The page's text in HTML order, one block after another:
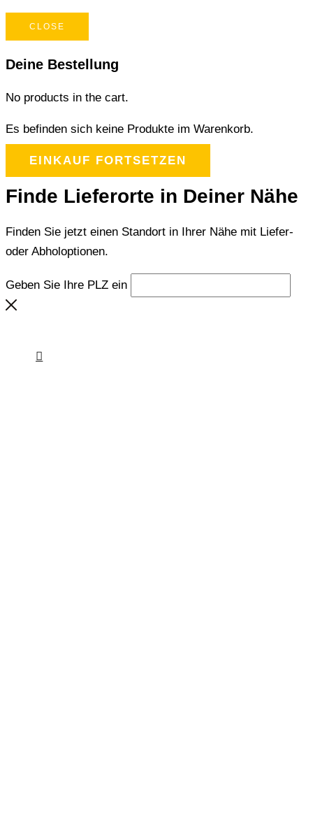
CLOSE
Deine Bestellung
No products in the cart.
Es befinden sich keine Produkte im Warenkorb.
EINKAUF FORTSETZEN
Finde Lieferorte in Deiner Nähe
Finden Sie jetzt einen Standort in Ihrer Nähe mit Liefer-
oder Abholoptionen.
Geben Sie Ihre PLZ ein